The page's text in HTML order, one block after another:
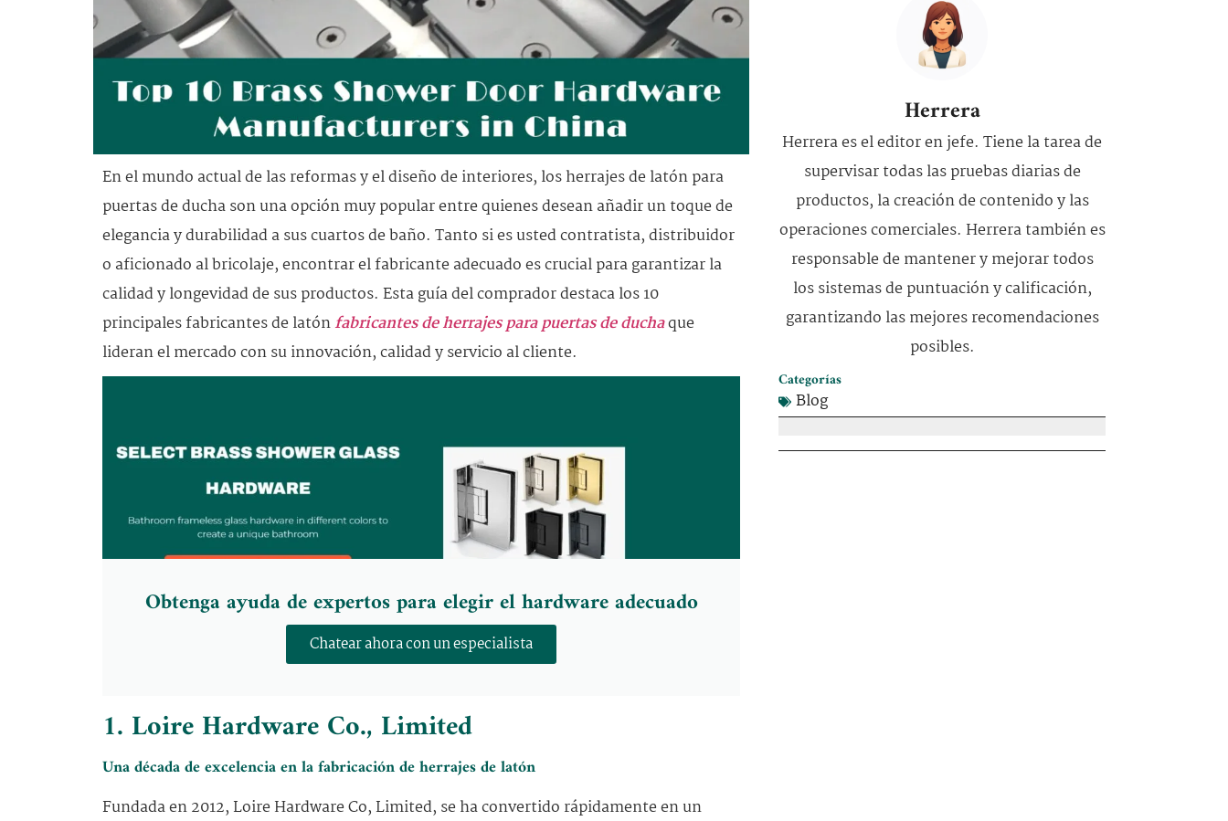
En el mundo actual de las reformas y el diseño de interiores, los herrajes de latón para
puertas de ducha son una opción muy popular entre quienes desean añadir un toque de
elegancia y durabilidad a sus cuartos de baño. Tanto si es usted contratista, distribuidor
o aficionado al bricolaje, encontrar el fabricante adecuado es crucial para garantizar la
calidad y longevidad de sus productos. Esta guía del comprador destaca los 10
principales fabricantes de latónfabricantes de herrajes para puertas de duchaque
lideran el mercado con su innovación, calidad y servicio al cliente.
Obtenga ayuda de expertos para elegir el hardware adecuado
Chatear ahora con un especialista
1. Loire Hardware Co., Limited
Una década de excelencia en la fabricación de herrajes de latón
Fundada en 2012, Loire Hardware Co, Limited, se ha convertido rápidamente en un
Herrera
Herrera es el editor en jefe. Tiene la tarea de
supervisar todas las pruebas diarias de
productos, la creación de contenido y las
operaciones comerciales. Herrera también es
responsable de mantener y mejorar todos
los sistemas de puntuación y calificación,
garantizando las mejores recomendaciones
posibles.
Categorías
Blog